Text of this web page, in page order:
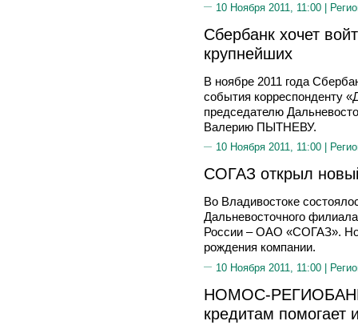
10 Ноября 2011, 11:00 |
Сбербанк хочет
крупнейших
В ноябре 2011 года
события корреспонденту
председателю
Валерию ПЫТНЕВУ.
10 Ноября 2011, 11:00 |
СОГАЗ открыл
Во Владивостоке
Дальневосточного
России – ОАО «СОГАЗ».
рождения компании.
10 Ноября 2011, 11:00 |
НОМОС-РЕГИОБАНК:
кредитам помогает